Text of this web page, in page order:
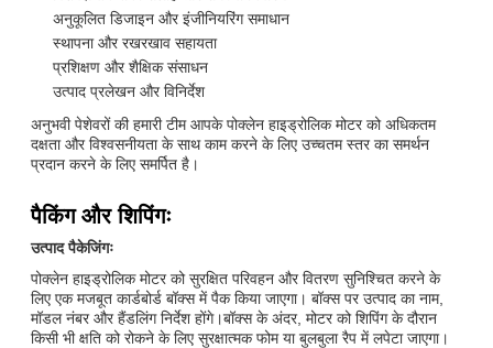
अनुकूलित डिजाइन और इंजीनियरिंग समाधान
स्थापना और रखरखाव सहायता
प्रशिक्षण और शैक्षिक संसाधन
उत्पाद प्रलेखन और विनिर्देश
अनुभवी पेशेवरों की हमारी टीम आपके पोक्लेन हाइड्रोलिक मोटर को अधिकतम
दक्षता और विश्वसनीयता के साथ काम करने के लिए उच्चतम स्तर का समर्थन
प्रदान करने के लिए समर्पित है।
पैकिंग और शिपिंगः
उत्पाद पैकेजिंगः
पोक्लेन हाइड्रोलिक मोटर को सुरक्षित परिवहन और वितरण सुनिश्चित करने के
लिए एक मजबूत कार्डबोर्ड बॉक्स में पैक किया जाएगा। बॉक्स पर उत्पाद का नाम,
मॉडल नंबर और हैंडलिंग निर्देश होंगे।बॉक्स के अंदर, मोटर को शिपिंग के दौरान
किसी भी क्षति को रोकने के लिए सुरक्षात्मक फोम या बुलबुला रैप में लपेटा जाएगा।